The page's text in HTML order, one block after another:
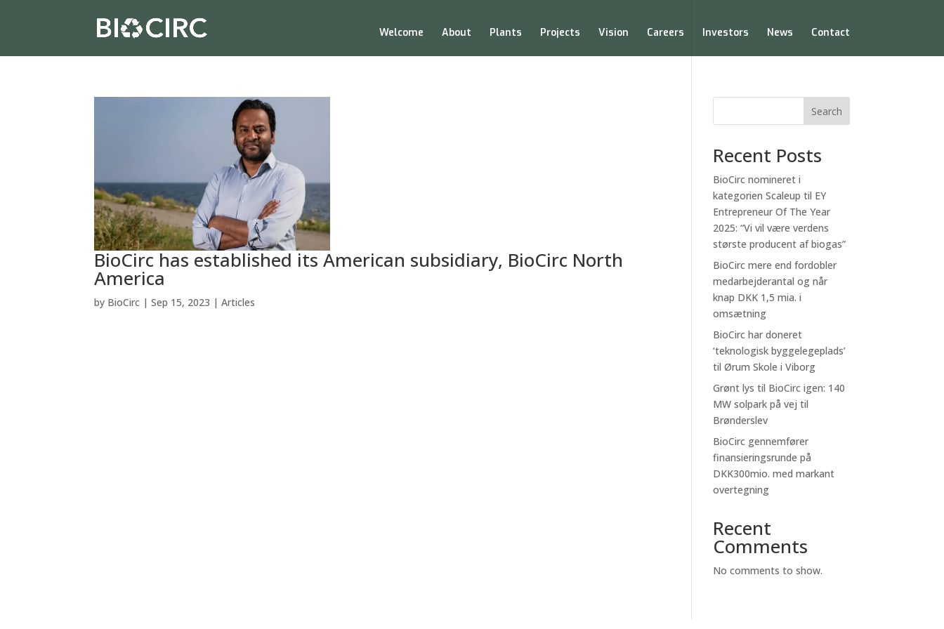
Welcome About Plants Projects Vision Careers Investors News Contact
BioCirc has established its American subsidiary, BioCirc North
America
by BioCirc |Sep 15, 2023 |Articles
Search
Recent Posts
BioCirc nomineret i
kategorien Scaleup til EY
Entrepreneur Of The Year
2025: “Vi vil være verdens
største producent af biogas”
BioCirc mere end fordobler
medarbejderantal og når
knap DKK 1,5 mia. i
omsætning
BioCirc har doneret
‘teknologisk byggelegeplads’
til Ørum Skole i Viborg
Grønt lys til BioCirc igen: 140
MW solpark på vej til
Brønderslev
BioCirc gennemfører
finansieringsrunde på
DKK300mio. med markant
overtegning
Recent
Comments
No comments to show.